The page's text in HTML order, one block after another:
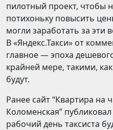
пилотный проект, чтобы
потихоньку повысить
могли заработать за эти
В «Яндекс.Такси» от
главное — эпоха
крайней мере, такими,
будут.
Ранее сайт “Квартира на
Коломенская”
рабочий день таксиста